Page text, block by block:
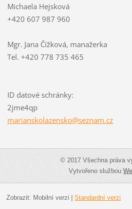
Michaela Hejsková
+420 607 987 960
Mgr. Jana Čížková, manažerka
Tel. +420 778 735 465
ID datové schránky:
2jme4qp
marianskolazensko@seznam.cz
© 2017 Všechna práva
Vytvořeno službou
Zobrazit: Mobilní verzi Standardní verzi